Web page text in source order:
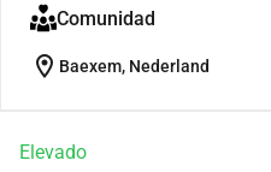
Comunidad
location_on Baexem, Nederland
Elevado